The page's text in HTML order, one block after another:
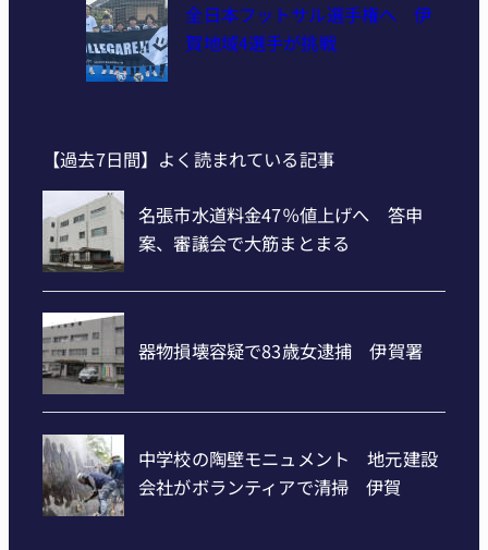
全日本フットサル選手権へ 伊
賀地域4選手が挑戦
【過去7日間】よく読まれている記事